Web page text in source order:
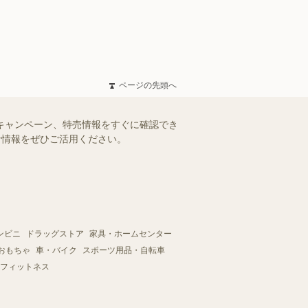
ページの先頭へ
ンペーン、特売情報をすぐに確認でき
報をぜひご活用ください。
ビニ ドラッグストア
家具・ホームセンター
もちゃ
車・バイク
スポーツ用品・自転車
ィットネス